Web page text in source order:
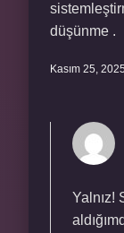
düşünme .
Kasım 25, 2025
Yalnız!